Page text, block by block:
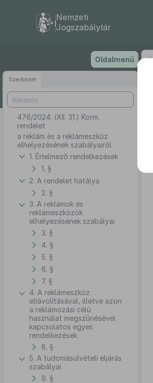
tartalomra
Nemzeti
Jogszabálytár
Oldalmenü
Szerkezet
476/2024. (XII. 31.) Korm.
rendelet
a reklám és a reklámeszköz
elhelyezésének szabályairól
1. Értelmező rendelkezések
1. §
2. A rendelet hatálya
2. §
3. A reklámok és
reklámeszközök
elhelyezésének szabályai
3. §
4. §
5. §
6. §
7. §
4. A reklámeszköz
eltávolításával, illetve azon
a reklámozási célú
használat megszűnésével
kapcsolatos egyes
rendelkezések
8. §
5. A tudomásulvételi eljárás
szabályai
9. §